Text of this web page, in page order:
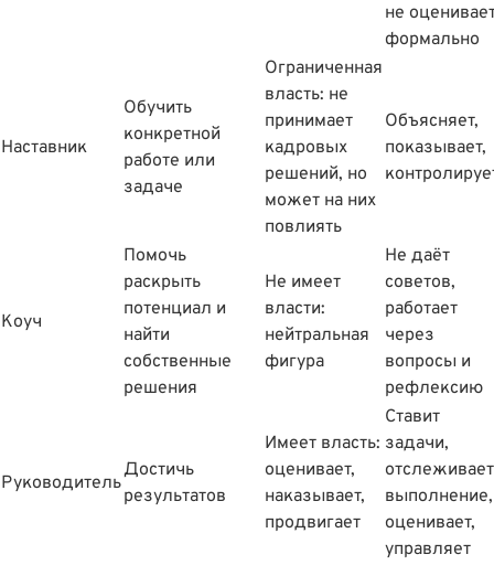
не
формально
Наставник
Обучить
конкретной
работе или
задаче
Ограниченная
власть: не
принимает
кадровых
решений, но
может на них
повлиять
Объясняет,
показывает,
Коуч
Помочь
раскрыть
потенциал и
найти
собственные
решения
Не имеет
власти:
нейтральная
фигура
Не даёт
советов,
работает
через
вопросы и
рефлексию
Руководитель
Достичь
результатов
Имеет власть:
оценивает,
наказывает,
продвигает
Ставит
задачи,
отслеживает
выполнение,
оценивает,
управляет